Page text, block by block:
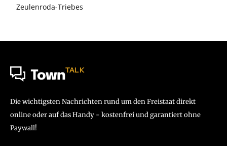
Zeulenroda-Triebes
TownTALK
Die wichtigsten Nachrichten rund um den Freistaat direkt
online oder auf das Handy - kostenfrei und garantiert ohne
Paywall!